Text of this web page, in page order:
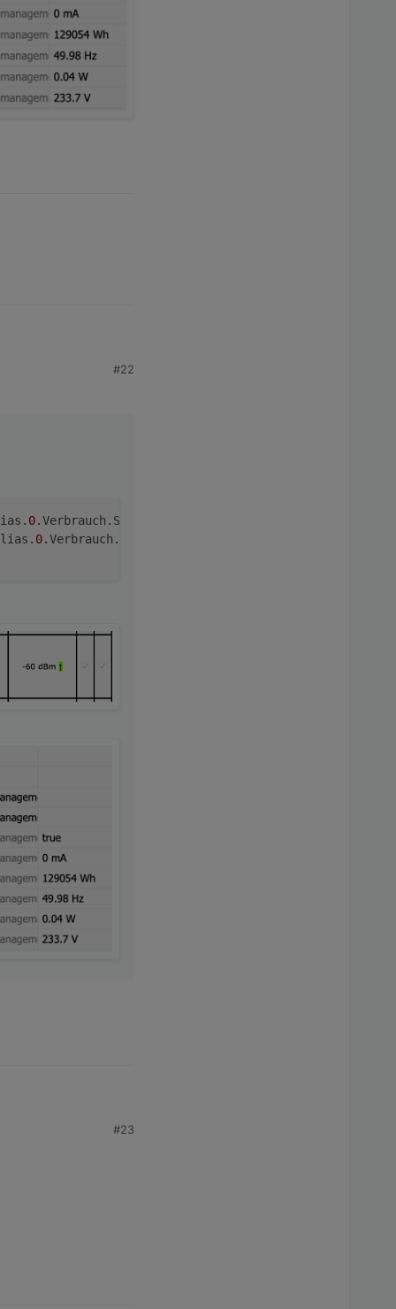
#22
0.Verbrauch.Strom.HWR.Waschmaschine-
0.Verbrauch.Strom.HWR.Waschmaschine-
#23